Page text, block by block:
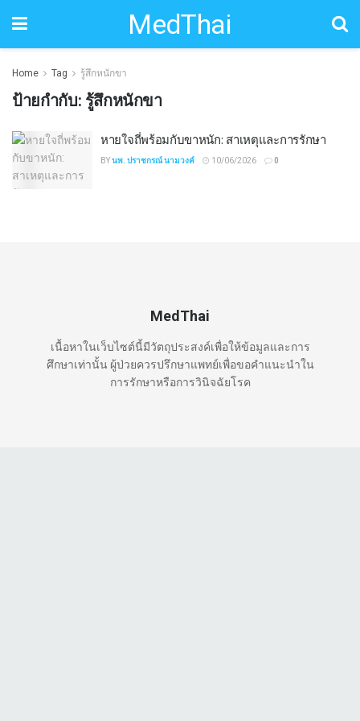
MedThai
Home Tag รู้สึกหนักขา
ป้ายกำกับ: รู้สึกหนักขา
หายใจถี่พร้อมกับขาหนัก: สาเหตุและการรักษา
BYนพ. ปราชกรณ์ นามวงค์ 10/06/2026 0
MedThai
เนื้อหาในเว็บไซต์นี้มีวัตถุประสงค์เพื่อให้ข้อมูลและการ
ศึกษาเท่านั้น ผู้ป่วยควรปรึกษาแพทย์เพื่อขอคำแนะนำใน
การรักษาหรือการวินิจฉัยโรค